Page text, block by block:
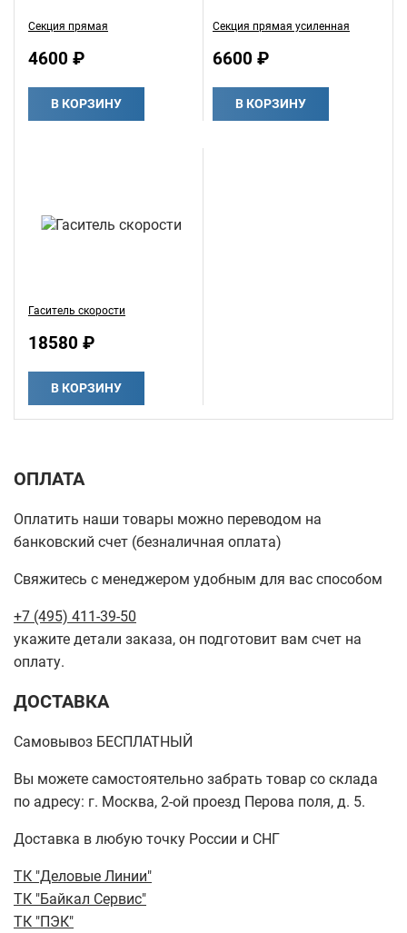
Секция прямая
4600 ₽
В КОРЗИНУ
Секция прямая усиленная
6600 ₽
В КОРЗИНУ
Гаситель скорости
18580 ₽
В КОРЗИНУ
ОПЛАТА
Оплатить наши товары можно переводом на
банковский счет (безналичная оплата)
Свяжитесь с менеджером удобным для вас способом
+7 (495) 411-39-50
укажите детали заказа, он подготовит вам счет на
оплату.
ДОСТАВКА
Самовывоз БЕСПЛАТНЫЙ
Вы можете самостоятельно забрать товар со склада
по адресу: г. Москва, 2-ой проезд Перова поля, д. 5.
Доставка в любую точку России и СНГ
ТК "Деловые Линии"
ТК "Байкал Сервис"
ТК "ПЭК"